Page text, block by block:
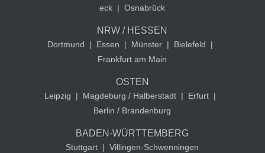
eck | Osnabrück
NRW / HESSEN
Dortmund | Essen | Münster | Bielefeld
|
Frankfurt am Main
OSTEN
Leipzig | Magdeburg / Halberstadt | Erfurt |
Berlin / Brandenburg
BADEN-WÜRTTEMBERG
Stuttgart | Villingen-Schwenningen